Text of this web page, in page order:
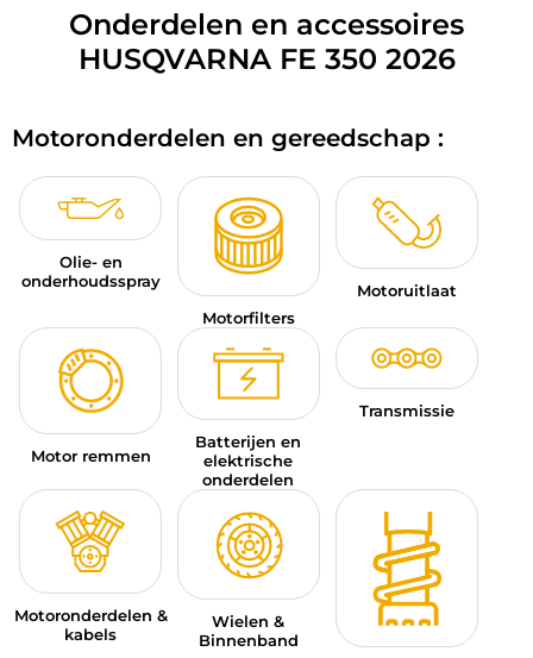
MOTORONDERDELEN EN GEREEDSCHAP
MOTORACCESSOIRES
AANBIEDINGEN EN GOEDE DEALS
CADEAUBONNEN
NL | EUR € — WIJZIGEN
MERKEN
CONTACT MET ONS OPNEMEN
Onderdelen en accessoires
HUSQVARNA FE 350 2026
Motoronderdelen en gereedschap :
Olie- en
onderhoudsspray
Motorfilters
Motoruitlaat
Motor remmen
Batterijen en
elektrische
onderdelen
Transmissie
Motoronderdelen &
kabels
Wielen &
Binnenband